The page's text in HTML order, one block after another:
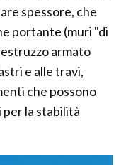
spessore, che
portante (muri "di
armato
e alle travi,
che possono
la stabilità